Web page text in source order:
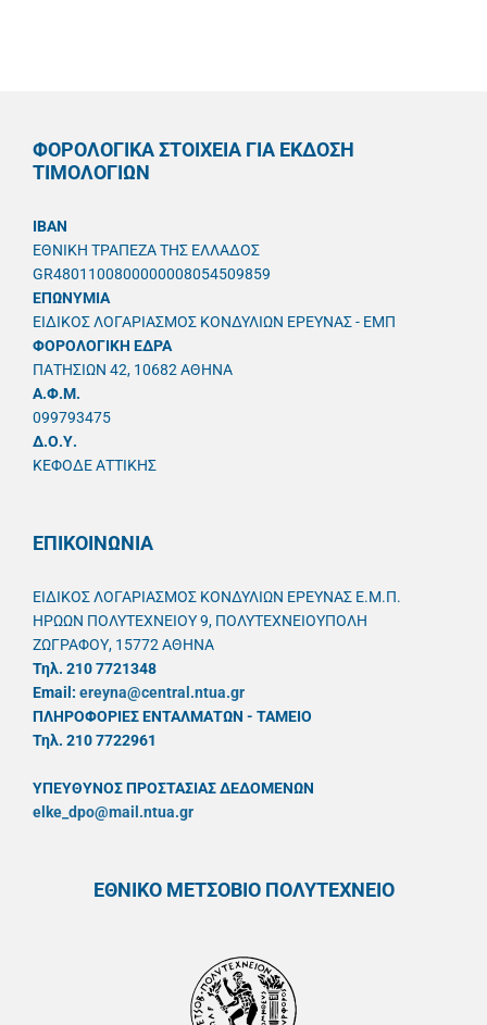
ΦΟΡΟΛΟΓΙΚΑ ΣΤΟΙΧΕΙΑ ΓΙΑ ΕΚΔΟΣΗ
ΤΙΜΟΛΟΓΙΩΝ
IBAN
ΕΘΝΙΚΗ ΤΡΑΠΕΖΑ ΤΗΣ ΕΛΛΑΔΟΣ
GR4801100800000008054509859
ΕΠΩΝΥΜΙΑ
ΕΙΔΙΚΟΣ ΛΟΓΑΡΙΑΣΜΟΣ ΚΟΝΔΥΛΙΩΝ ΕΡΕΥΝΑΣ - ΕΜΠ
ΦΟΡΟΛΟΓΙΚΗ ΕΔΡΑ
ΠΑΤΗΣΙΩΝ 42, 10682 ΑΘΗΝΑ
A.Φ.Μ.
099793475
Δ.Ο.Υ.
ΚΕΦΟΔΕ ΑΤΤΙΚΗΣ
ΕΠΙΚΟΙΝΩΝΙΑ
ΕΙΔΙΚΟΣ ΛΟΓΑΡΙΑΣΜΟΣ ΚΟΝΔΥΛΙΩΝ ΕΡΕΥΝΑΣ Ε.Μ.Π.
ΗΡΩΩΝ ΠΟΛΥΤΕΧΝΕΙΟΥ 9, ΠΟΛΥΤΕΧΝΕΙΟΥΠΟΛΗ
ΖΩΓΡΑΦΟΥ, 15772 ΑΘΗΝΑ
Τηλ. 210 7721348
Email: ereyna@central.ntua.gr
ΠΛΗΡΟΦΟΡΙΕΣ ΕΝΤΑΛΜΑΤΩΝ - ΤΑΜΕΙΟ
Τηλ. 210 7722961
ΥΠΕΥΘYΝΟΣ ΠΡΟΣΤΑΣΙΑΣ ΔΕΔΟΜΕΝΩΝ
elke_dpo@mail.ntua.gr
ΕΘΝΙΚΟ ΜΕΤΣΟΒΙΟ ΠΟΛΥΤΕΧΝΕΙΟ